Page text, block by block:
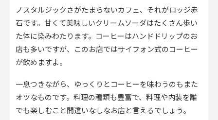
ノスタルジックさがたまらないカフェ、それがロッジ赤
石です。甘くて美味しいクリームソーダはたくさん歩い
た体に染みわたります。コーヒーはハンドドリップのお
店も多いですが、このお店ではサイフォン式のコーヒー
が飲めますよ。
一息つきながら、ゆっくりとコーヒーを味わうのもまた
オツなものです。料理の種類も豊富で、料理や内装を誰
でも楽しむこと間違いなしなお店と言えるでしょう。